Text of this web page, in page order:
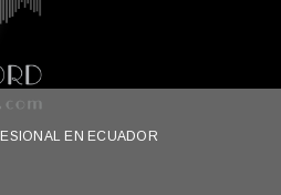
EN ECUADOR